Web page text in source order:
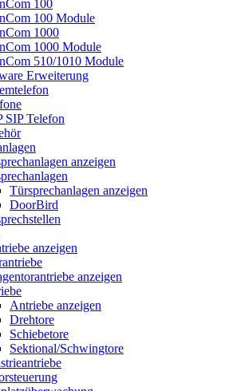
100
100 Module
1000
1000 Module
510/1010 Module
Erweiterung
SIP Telefon
anzeigen
Türsprechanlagen anzeigen
DoorBird
anzeigen
anzeigen
Antriebe anzeigen
Drehtore
Schiebetore
Sektional/Schwingtore